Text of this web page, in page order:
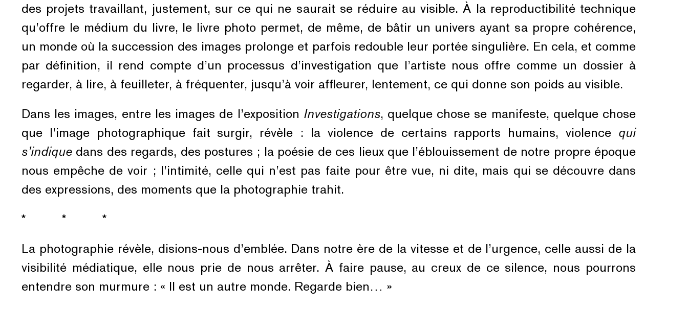
des projets travaillant, justement, sur ce qui ne saurait se réduire au visible. À la reproductibilité technique
qu’offre le médium du livre, le livre photo permet, de même, de bâtir un univers ayant sa propre cohérence,
un monde où la succession des images prolonge et parfois redouble leur portée singulière. En cela, et comme
par définition, il rend compte d’un processus d’investigation que l’artiste nous offre comme un dossier à
regarder, à lire, à feuilleter, à fréquenter, jusqu’à voir affleurer, lentement, ce qui donne son poids au visible.
Dans les images, entre les images de l’exposition Investigations, quelque chose se manifeste, quelque chose
que l’image photographique fait surgir, révèle : la violence de certains rapports humains, violence qui
s’indique dans des regards, des postures ; la poésie de ces lieux que l’éblouissement de notre propre époque
nous empêche de voir ; l’intimité, celle qui n’est pas faite pour être vue, ni dite, mais qui se découvre dans
des expressions, des moments que la photographie trahit.
* * *
La photographie révèle, disions-nous d’emblée. Dans notre ère de la vitesse et de l’urgence, celle aussi de la
visibilité médiatique, elle nous prie de nous arrêter. À faire pause, au creux de ce silence, nous pourrons
entendre son murmure : « Il est un autre monde. Regarde bien… »